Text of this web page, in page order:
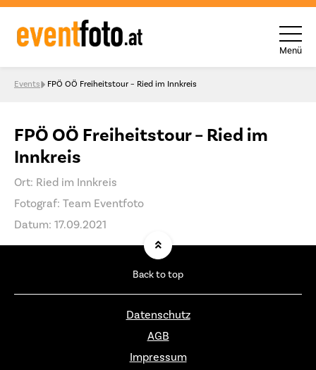
Skip to content
Menü
Events FPÖ OÖ Freiheitstour – Ried im Innkreis
FPÖ OÖ Freiheitstour – Ried im
Innkreis
Ort: Ried im Innkreis
Fotograf: Team Eventfoto
Datum: 17.09.2021
Back to top
Datenschutz
AGB
Impressum